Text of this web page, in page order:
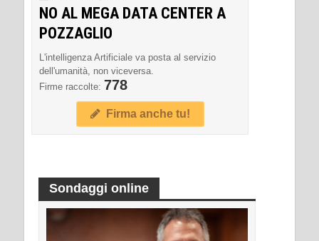
NO AL MEGA DATA CENTER A
POZZAGLIO
L'intelligenza Artificiale va posta al servizio
dell'umanità, non viceversa.
Firme raccolte: 778
Firma anche tu!
Sondaggi online